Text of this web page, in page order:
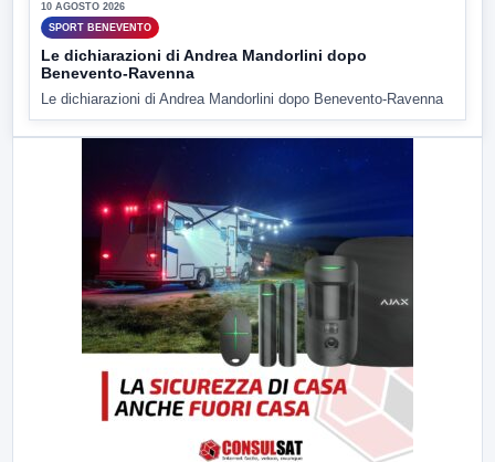
10 AGOSTO 2026
SPORT BENEVENTO
Le dichiarazioni di Andrea Mandorlini dopo
Benevento-Ravenna
Le dichiarazioni di Andrea Mandorlini dopo Benevento-Ravenna